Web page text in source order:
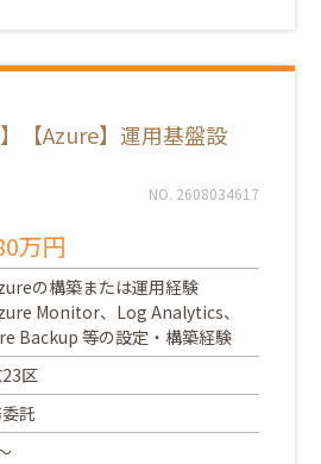
【Azure】運用基盤設
NO. 2608034617
万円
の構築または運用経験
Monitor、Log Analytics、
Backup 等の設定・構築経験
区
託